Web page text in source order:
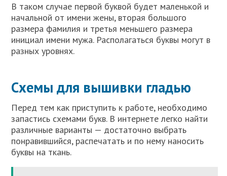
В таком случае первой буквой будет маленькой и
начальной от имени жены, вторая большого
размера фамилия и третья меньшего размера
инициал имени мужа. Располагаться буквы могут в
разных уровнях.
Схемы для вышивки гладью
Перед тем как приступить к работе, необходимо
запастись схемами букв. В интернете легко найти
различные варианты — достаточно выбрать
понравившийся, распечатать и по нему наносить
буквы на ткань.